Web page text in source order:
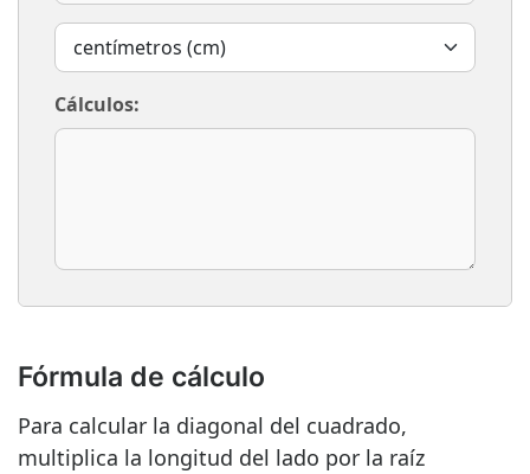
Cálculos:
Fórmula de cálculo
Para calcular la diagonal del cuadrado,
multiplica la longitud del lado por la raíz